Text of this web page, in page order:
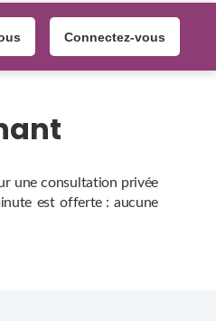
Connectez-vous
une consultation privée
est offerte : aucune